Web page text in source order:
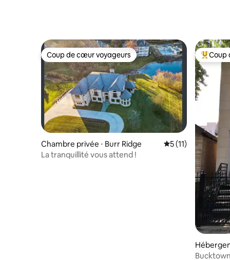
Coup de cœur voyageurs
Coup de cœur voyageurs
Chambre privée ⋅ Burr Ridge Évaluation
5 (11)
La tranquillité vous attend !
Coups
Coup